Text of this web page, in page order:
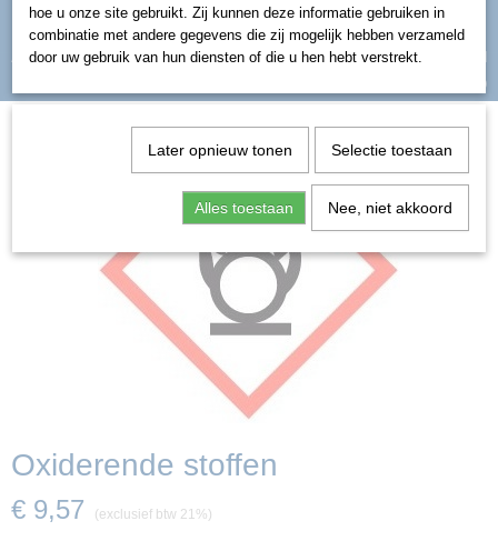
Inloggen Registreren
UW WINKELWAGEN
(0)
Oxiderende stoffen
€ 9,57 (exclusief btw 21%)
hoe u onze site gebruikt. Zij kunnen deze informatie gebruiken in
combinatie met andere gegevens die zij mogelijk hebben verzameld
door uw gebruik van hun diensten of die u hen hebt verstrekt.
Later opnieuw tonen Selectie toestaan
Alles toestaan Nee, niet akkoord